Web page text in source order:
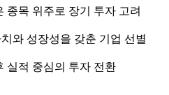
종목 위주로 장기 투자 고려
와 성장성을 갖춘 기업 선별
실적 중심의 투자 전환